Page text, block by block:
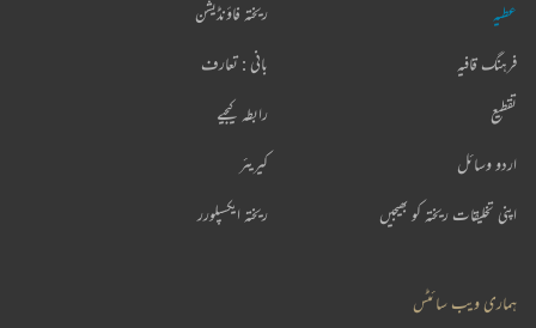
عطیہ
فرہنگ قافیہ
تقطیع
اردو وسائل
اپنی تخلیقات ریختہ کو بھیجیں
ریختہ فاؤنڈیشن
بانی : تعارف
رابطہ کیجیے
کیریئر
ریختہ ایکسپلورر
ہماری ویب سائٹس